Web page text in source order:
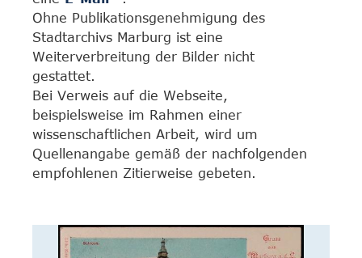
Ohne Publikationsgenehmigung des
Stadtarchivs Marburg ist eine
Weiterverbreitung der Bilder nicht
gestattet.
Bei Verweis auf die Webseite,
beispielsweise im Rahmen einer
wissenschaftlichen Arbeit, wird um
Quellenangabe gemäß der nachfolgenden
empfohlenen Zitierweise gebeten.